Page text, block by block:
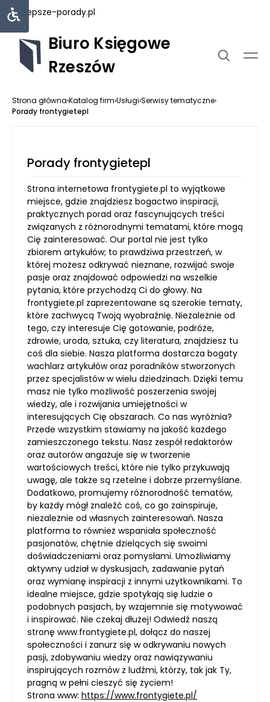
najlepsze-porady.pl
Biuro Księgowe
Rzeszów
Strona główna›Katalog firm›Usługi›Serwisy tematyczne›
Porady frontygietepl
Porady frontygietepl
Strona internetowa frontygiete.pl to wyjątkowe
miejsce, gdzie znajdziesz bogactwo inspiracji,
praktycznych porad oraz fascynujących treści
związanych z różnorodnymi tematami, które mogą
Cię zainteresować. Our portal nie jest tylko
zbiorem artykułów; to prawdziwa przestrzeń, w
której możesz odkrywać nieznane, rozwijać swoje
pasje oraz znajdować odpowiedzi na wszelkie
pytania, które przychodzą Ci do głowy. Na
frontygiete.pl zaprezentowane są szerokie tematy,
które zachwycą Twoją wyobraźnię. Niezależnie od
tego, czy interesuje Cię gotowanie, podróże,
zdrowie, uroda, sztuka, czy literatura, znajdziesz tu
coś dla siebie. Nasza platforma dostarcza bogaty
wachlarz artykułów oraz poradników stworzonych
przez specjalistów w wielu dziedzinach. Dzięki temu
masz nie tylko możliwość poszerzenia swojej
wiedzy, ale i rozwijania umiejętności w
interesujących Cię obszarach. Co nas wyróżnia?
Przede wszystkim stawiamy na jakość każdego
zamieszczonego tekstu. Nasz zespół redaktorów
oraz autorów angażuje się w tworzenie
wartościowych treści, które nie tylko przykuwają
uwagę, ale także są rzetelne i dobrze przemyślane.
Dodatkowo, promujemy różnorodność tematów,
by każdy mógł znaleźć coś, co go zainspiruje,
niezależnie od własnych zainteresowań. Nasza
platforma to również wspaniała społeczność
pasjonatów, chętnie dzielących się swoimi
doświadczeniami oraz pomysłami. Umożliwiamy
aktywny udział w dyskusjach, zadawanie pytań
oraz wymianę inspiracji z innymi użytkownikami. To
idealne miejsce, gdzie spotykają się ludzie o
podobnych pasjach, by wzajemnie się motywować
i inspirować. Nie czekaj dłużej! Odwiedź naszą
stronę www.frontygiete.pl, dołącz do naszej
społeczności i zanurz się w odkrywaniu nowych
pasji, zdobywaniu wiedzy oraz nawiązywaniu
inspirujących rozmów z ludźmi, którzy, tak jak Ty,
pragną w pełni cieszyć się życiem!
Strona www: https://www.frontygiete.pl/